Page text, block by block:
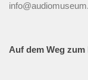
Auf dem Weg zum